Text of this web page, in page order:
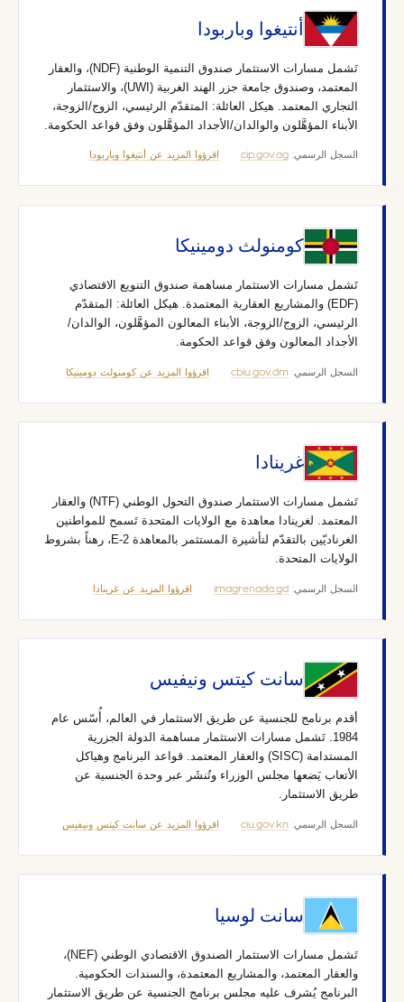
أنتيغوا وباربودا
تَشمل مسارات الاستثمار صندوق التنمية الوطنية (NDF)، والعقار
المعتمد، وصندوق جامعة جزر الهند الغربية (UWI)، والاستثمار
التجاري المعتمد. هيكل العائلة: المتقدّم الرئيسي، الزوج/الزوجة،
الأبناء المؤهَّلون والوالدان/الأجداد المؤهَّلون وفق قواعد الحكومة.
السجل الرسمي:cip.gov.ag اقرؤوا المزيد عن أنتيغوا وباربودا
كومنولث دومينيكا
تَشمل مسارات الاستثمار مساهمة صندوق التنويع الاقتصادي
(EDF) والمشاريع العقارية المعتمدة. هيكل العائلة: المتقدّم
الرئيسي، الزوج/الزوجة، الأبناء المعالون المؤهَّلون، الوالدان/
الأجداد المعالون وفق قواعد الحكومة.
السجل الرسمي:cbiu.gov.dm اقرؤوا المزيد عن كومنولث دومينيكا
غرينادا
تَشمل مسارات الاستثمار صندوق التحول الوطني (NTF) والعقار
المعتمد. لغرينادا معاهدة مع الولايات المتحدة تَسمح للمواطنين
الغرناديّين بالتقدّم لتأشيرة المستثمر بالمعاهدة E-2، رهناً بشروط
الولايات المتحدة.
السجل الرسمي: imagrenada.gd اقرؤوا المزيد عن غرينادا
سانت كيتس ونيفيس
أقدم برنامج للجنسية عن طريق الاستثمار في العالم، أُسّس عام
1984. تَشمل مسارات الاستثمار مساهمة الدولة الجزرية
المستدامة (SISC) والعقار المعتمد. قواعد البرنامج وهياكل
الأتعاب يَضعها مجلس الوزراء وتُنشَر عبر وحدة الجنسية عن
طريق الاستثمار.
السجل الرسمي:ciu.gov.kn اقرؤوا المزيد عن سانت كيتس ونيفيس
سانت لوسيا
تَشمل مسارات الاستثمار الصندوق الاقتصادي الوطني (NEF)،
والعقار المعتمد، والمشاريع المعتمدة، والسندات الحكومية.
البرنامج يُشرف عليه مجلس برنامج الجنسية عن طريق الاستثمار